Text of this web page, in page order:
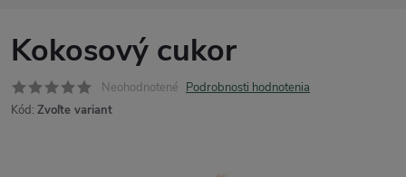
Kokosový cukor
Neohodnotené Podrobnosti hodnotenia
Kód: Zvoľte variant